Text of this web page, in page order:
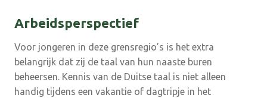
Arbeidsperspectief
Voor jongeren in deze grensregio’s is het extra
belangrijk dat zij de taal van hun naaste buren
beheersen. Kennis van de Duitse taal is niet alleen
handig tijdens een vakantie of dagtripje in het